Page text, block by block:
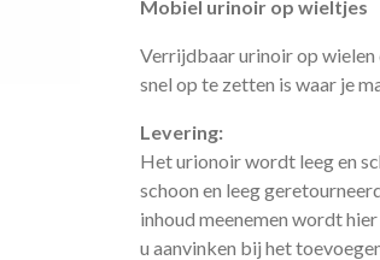
Mobiel urinoir op wieltjes
Verrijdbaarurinoir op wielen
snel op te zetten is waar je
Levering:
Het urionoir wordt leeg en
schoon en leeg
inhoud meenemen wordt
u aanvinken bij het